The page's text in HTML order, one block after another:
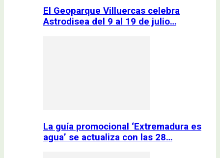
El Geoparque Villuercas celebra
Astrodisea del 9 al 19 de julio…
La guía promocional ‘Extremadura es
agua’ se actualiza con las 28…